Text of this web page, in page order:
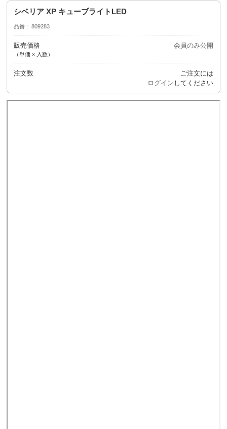
シベリア XP キューブライトLED
品番 809283
販売価格
（単価 × 入数）
会員のみ公開
注文数
ご注文には
ログイン してください